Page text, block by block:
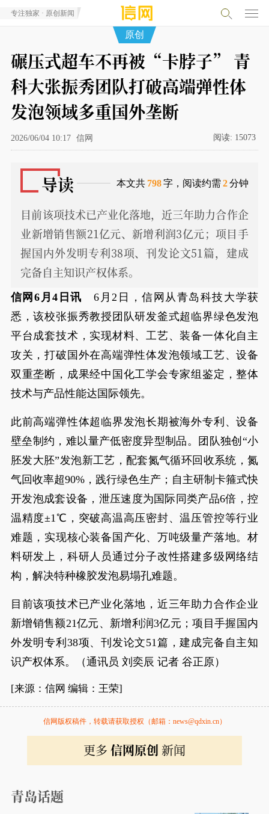
专注独家 · 原创新闻
原创
碾压式超车不再被“卡脖子” 青
科大张振秀团队打破高端弹性体
发泡领域多重国外垄断
2026/06/04 10:17 信网 阅读: 15073
导读 本文共 798字，阅读约需 2分钟
目前该项技术已产业化落地，近三年助力合作企
业新增销售额21亿元、新增利润3亿元；项目手
握国内外发明专利38项、刊发论文51篇，建成
完备自主知识产权体系。
信网6月4日讯 6月2日，信网从青岛科技大学获
悉，该校张振秀教授团队研发釜式超临界绿色发泡
平台成套技术，实现材料、工艺、装备一体化自主
攻关，打破国外在高端弹性体发泡领域工艺、设备
双重垄断，成果经中国化工学会专家组鉴定，整体
技术与产品性能达国际领先。
此前高端弹性体超临界发泡长期被海外专利、设备
壁垒制约，难以量产低密度异型制品。团队独创“小
胚发大胚”发泡新工艺，配套氮气循环回收系统，氮
气回收率超90%，践行绿色生产；自主研制卡箍式快
开发泡成套设备，泄压速度为国际同类产品6倍，控
温精度±1℃，突破高温高压密封、温压管控等行业
难题，实现核心装备国产化、万吨级量产落地。材
料研发上，科研人员通过分子改性搭建多级网络结
构，解决特种橡胶发泡易塌孔难题。
目前该项技术已产业化落地，近三年助力合作企业
新增销售额21亿元、新增利润3亿元；项目手握国内
外发明专利38项、刊发论文51篇，建成完备自主知
识产权体系。（通讯员 刘奕辰 记者 谷正原）
[来源：信网 编辑：王荣]
信网版权稿件，转载请获取授权（邮箱：news@qdxin.cn）
更多 信网原创 新闻
青岛话题